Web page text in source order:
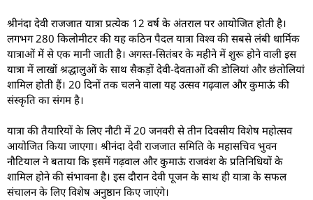
श्रीनंदा देवी राजजात यात्रा प्रत्येक 12 वर्ष के अंतराल पर आयोजित होती है।
लगभग 280 किलोमीटर की यह कठिन पैदल यात्रा विश्व की सबसे लंबी धार्मिक
यात्राओं में से एक मानी जाती है। अगस्त-सितंबर के महीने में शुरू होने वाली इस
यात्रा में लाखों श्रद्धालुओं के साथ सैकड़ों देवी-देवताओं की डोलियां और छंतोलियां
शामिल होती हैं। 20 दिनों तक चलने वाला यह उत्सव गढ़वाल और कुमाऊं की
संस्कृति का संगम है।
यात्रा की तैयारियों के लिए नौटी में 20 जनवरी से तीन दिवसीय विशेष महोत्सव
आयोजित किया जाएगा। श्रीनंदा देवी राजजात समिति के महासचिव भुवन
नौटियाल ने बताया कि इसमें गढ़वाल और कुमाऊं राजवंश के प्रतिनिधियों के
शामिल होने की संभावना है। इस दौरान देवी पूजन के साथ ही यात्रा के सफल
संचालन के लिए विशेष अनुष्ठान किए जाएंगे।